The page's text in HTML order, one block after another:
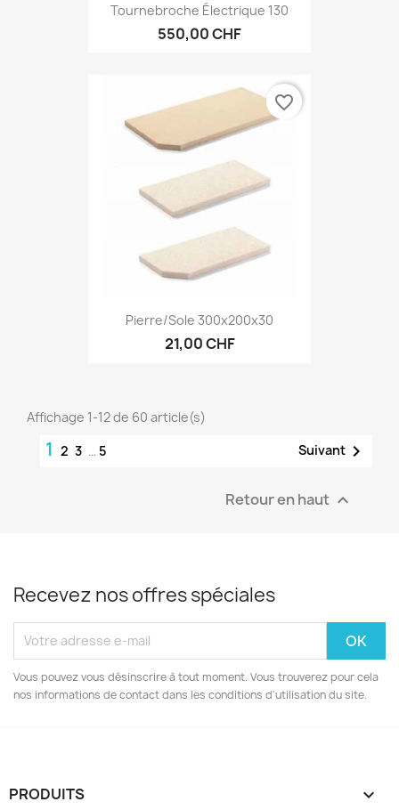
Tournebroche Électrique 130
550,00 CHF
Pierre/sole 300x200x30
21,00 CHF
favorite_border
Affichage 1-12 de 60 article(s)
1 2 3 … 5 Suivant 
Retour en haut 
Recevez nos offres spéciales
Vous pouvez vous désinscrire à tout moment. Vous trouverez pour cela
nos informations de contact dans les conditions d'utilisation du site.
PRODUITS 